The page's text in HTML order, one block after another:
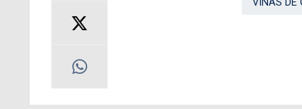
VIÑAS DE